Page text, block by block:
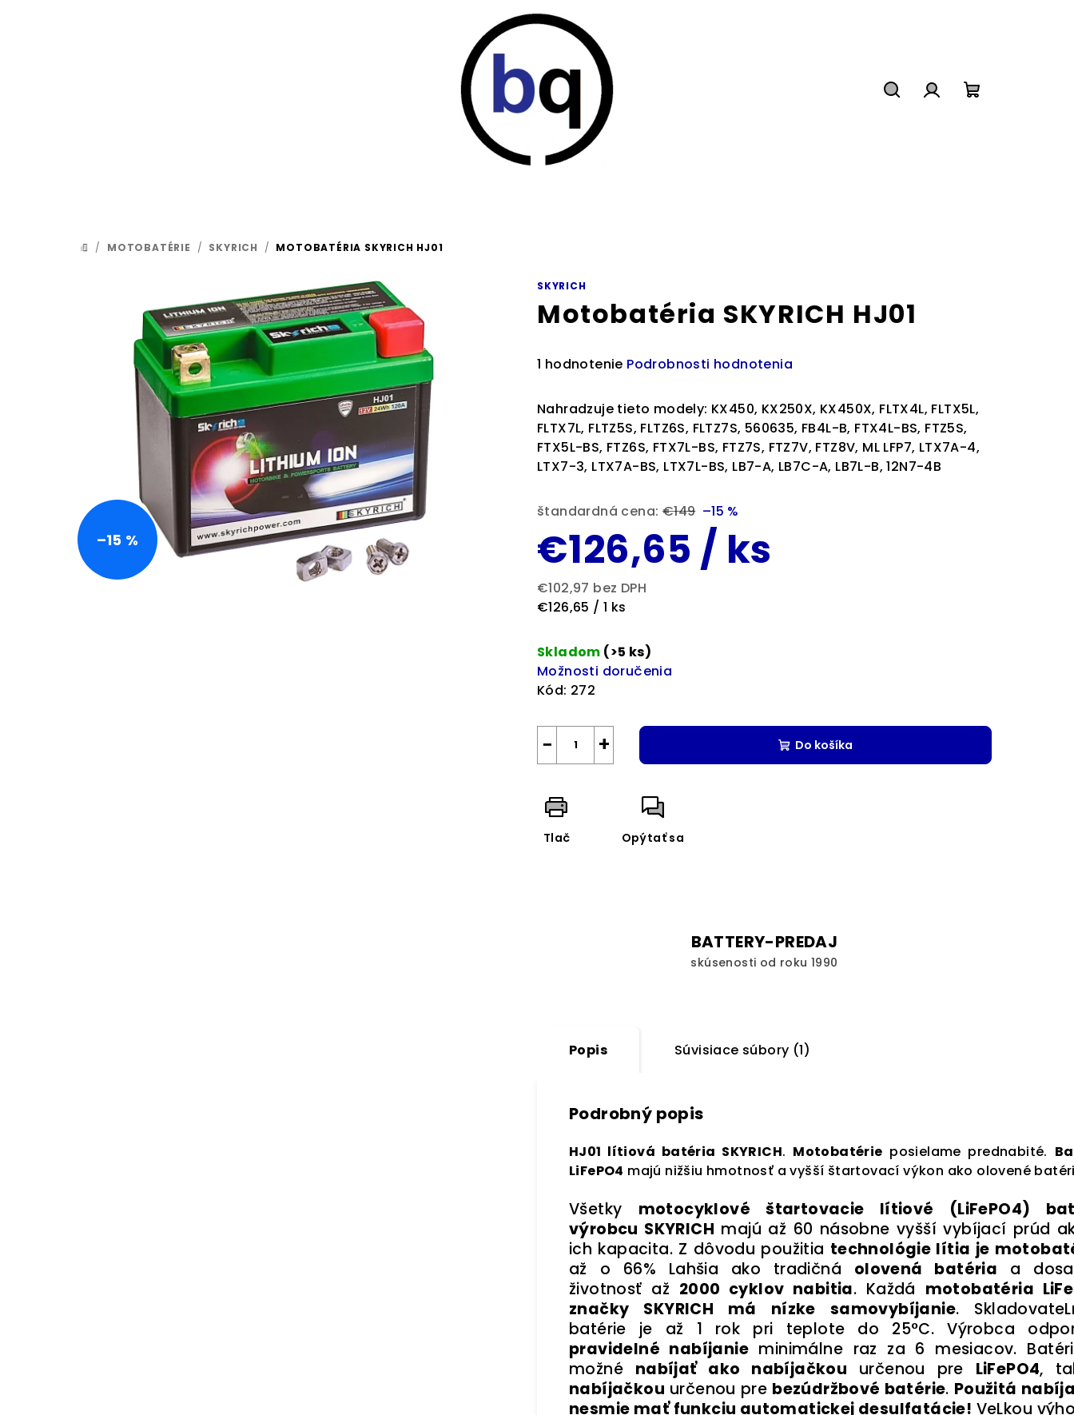
DOMOV
/ MOTOBATÉRIE / SKYRICH / MOTOBATÉRIA SKYRICH HJ01
SKYRICH
Motobatéria SKYRICH HJ01
Priemerné
produktu
je
5,0
z
1 hodnotenie Podrobnosti hodnotenia
Nahradzuje tieto modely: KX450, KX250X, KX450X, FLTX4L, FLTX5L,
FLTX7L, FLTZ5S, FLTZ6S, FLTZ7S, 560635, FB4L-B, FTX4L-BS, FTZ5S,
FTX5L-BS, FTZ6S, FTX7L-BS, FTZ7S, FTZ7V, FTZ8V, ML LFP7, LTX7A-4,
LTX7-3, LTX7A-BS, LTX7L-BS, LB7-A, LB7C-A, LB7L-B, 12N7-4B
štandardná cena: €149 –15 %
€126,65 / ks
€102,97 bez DPH
Jednotková
€126,65 / 1 ks
Skladom (>5 ks)
Možnosti doručenia
Kód: 272
+
− Do košíka
Tlač Opýtať sa
–15 %
BATTERY-PREDAJ
skúsenosti od roku 1990
Popis Súvisiace súbory (1)
Podrobný popis
HJ01 lítiová batéria SKYRICH. Motobatérie posielame prednabité.
LiFePO4 majú nižšiu hmotnosť a vyšší štartovací výkon ako olovené
Všetky motocyklové štartovacie lítiové (LiFePO4)
výrobcu SKYRICH majú až 60 násobne vyšší vybíjací prúd
ich kapacita. Z dôvodu použitia technológie lítia je
až o 66% Lahšia ako tradičná olovená batéria a
životnosť až 2000 cyklov nabitia. Každá motobatéria
značky SKYRICH má nízke samovybíjanie.
batérie je až 1 rok pri teplote do 25°C. Výrobca
pravidelné nabíjanie minimálne raz za 6 mesiacov.
možné nabíjať ako nabíjačkou určenou pre LiFePO4,
nabíjačkou určenou pre bezúdržbové batérie. Použitá
nesmie mať funkciu automatickej desulfatácie! VeLkou